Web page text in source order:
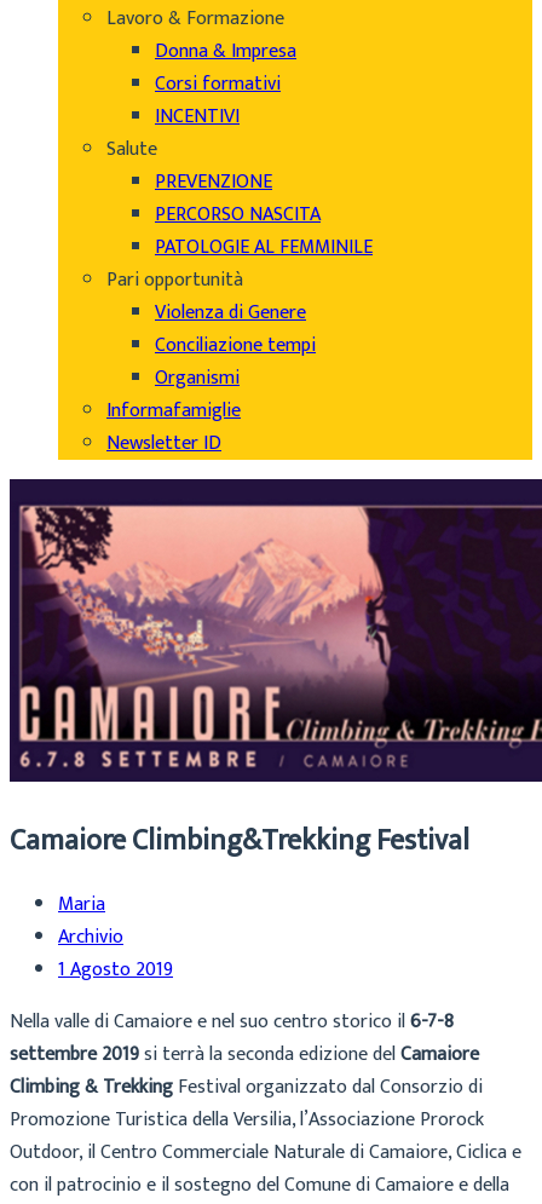
Lavoro & Formazione
Donna & Impresa
Corsi formativi
INCENTIVI
Salute
PREVENZIONE
PERCORSO NASCITA
PATOLOGIE AL FEMMINILE
Pari opportunità
Violenza di Genere
Conciliazione tempi
Organismi
Informafamiglie
Newsletter ID
Camaiore Climbing&Trekking Festival
Maria
Archivio
1 Agosto 2019
Nella valle di Camaiore e nel suo centro storico il6-7-8
settembre 2019si terrà la seconda edizione delCamaiore
Climbing & TrekkingFestival organizzato dal Consorzio di
Promozione Turistica della Versilia, l’Associazione Prorock
Outdoor, il Centro Commerciale Naturale di Camaiore, Ciclica e
con il patrocinio e il sostegno del Comune di Camaiore e della